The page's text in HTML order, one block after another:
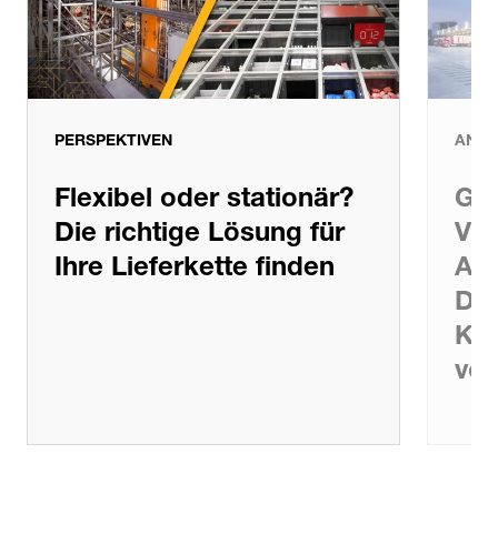
PERSPEKTIVEN
Flexibel oder stationär?
Die richtige Lösung für
Ihre Lieferkette finden